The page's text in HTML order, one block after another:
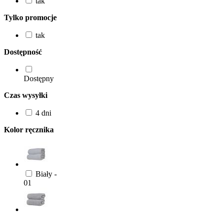
Tylko promocje
tak
Dostępność
Dostępny
Czas wysyłki
4 dni
Kolor ręcznika
Biały -
01